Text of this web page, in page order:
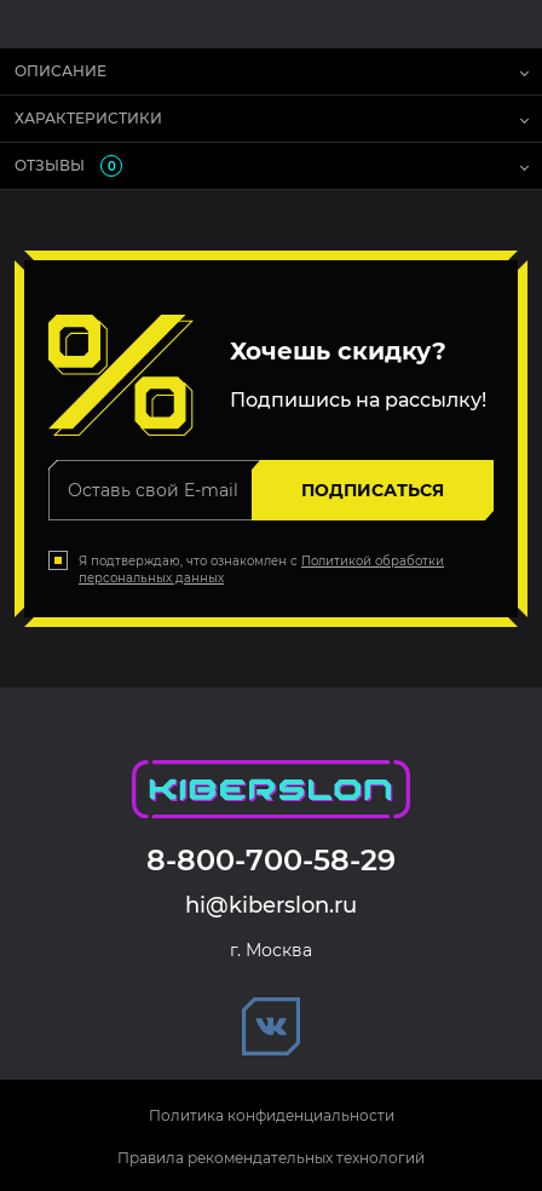
ОПИСАНИЕ
ХАРАКТЕРИСТИКИ
ОТЗЫВЫ 0
Хочешь скидку?
Подпишись на рассылку!
ПОДПИСАТЬСЯ
Я подтверждаю, что ознакомлен с Политикой обработки
персональных данных
8-800-700-58-29
hi@kiberslon.ru
г. Москва
Политика конфиденциальности
Правила рекомендательных технологий